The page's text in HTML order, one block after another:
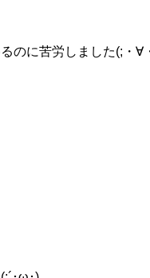
のに苦労しました(;・∀